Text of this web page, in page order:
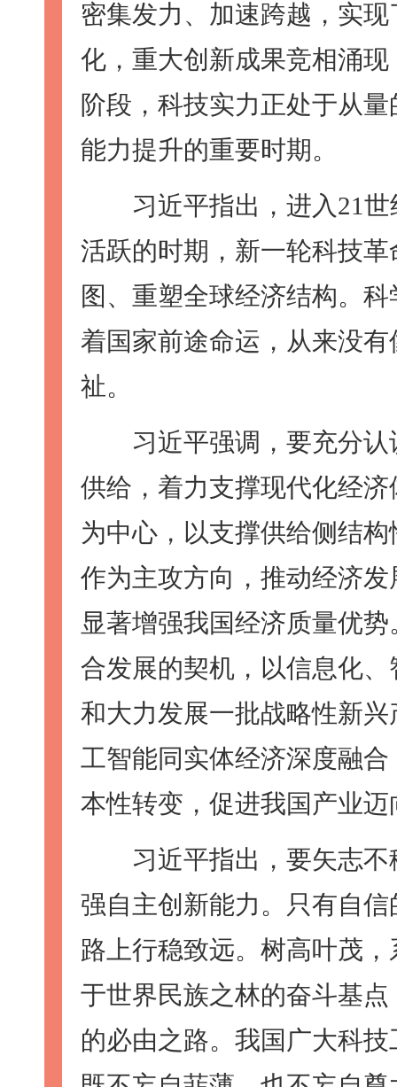
密集发力、加速跨越，实
化，重大创新成果竞相涌
阶段，科技实力正处于从
能力提升的重要时期。
习近平指出，进入21世
活跃的时期，新一轮科技
图、重塑全球经济结构。
着国家前途命运，从来没
祉。
习近平强调，要充分认
供给，着力支撑现代化经
为中心，以支撑供给侧结
作为主攻方向，推动经济
显著增强我国经济质量优
合发展的契机，以信息化
和大力发展一批战略性新
工智能同实体经济深度融
本性转变，促进我国产业
习近平指出，要矢志不
强自主创新能力。只有自
路上行稳致远。树高叶茂
于世界民族之林的奋斗基
的必由之路。我国广大科